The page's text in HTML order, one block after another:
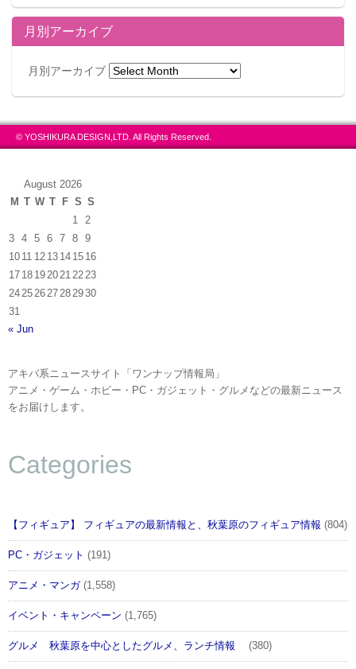
月別アーカイブ
月別アーカイブ
© YOSHIKURA DESIGN,LTD. All Rights Reserved.
August 2026
M T W T F S S
1
2
3
4 5 6 7 8
9
10 11 12 13 14 15 16
17 18 19 20 21 22 23
24 25 26 27 28 2930
31
« Jun
アキバ系ニュースサイト「ワンナップ情報局」
アニメ・ゲーム・ホビー・PC・ガジェット・グルメなどの最新ニュース
をお届けします。
Categories
【フィギュア】 フィギュアの最新情報と、秋葉原のフィギュア情報 (804)
PC・ガジェット (191)
アニメ・マンガ(1,558)
イベント・キャンペーン (1,765)
グルメ 秋葉原を中心としたグルメ、ランチ情報 (380)